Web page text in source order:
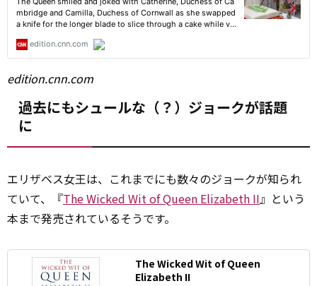
edition.cnn.com
過去にもシュールな（？）ジョークが話題
に
エリザベス女王は、これまでにも数々のジョークが知られ
ていて、『The Wicked Wit of Queen Elizabeth II』という
本まで発売されているそうです。
The Wicked Wit of Queen
Elizabeth II